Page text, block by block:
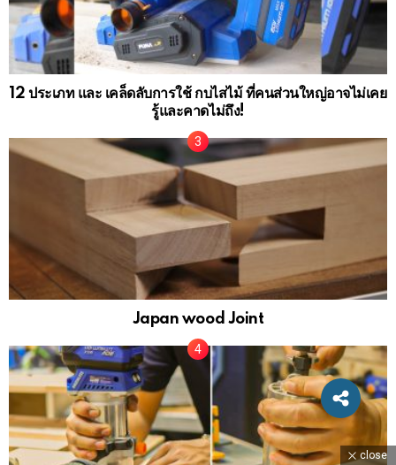
12 ประเภท และ เคล็ดลับการใช้ กบไสไม้ ที่คนส่วนใหญ่อาจไม่เคย
รู้และคาดไม่ถึง!
Japan wood Joint
close